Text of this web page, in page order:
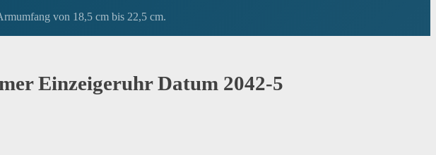
von 18,5 cm bis 22,5 cm.
Einzeigeruhr Datum 2042-5